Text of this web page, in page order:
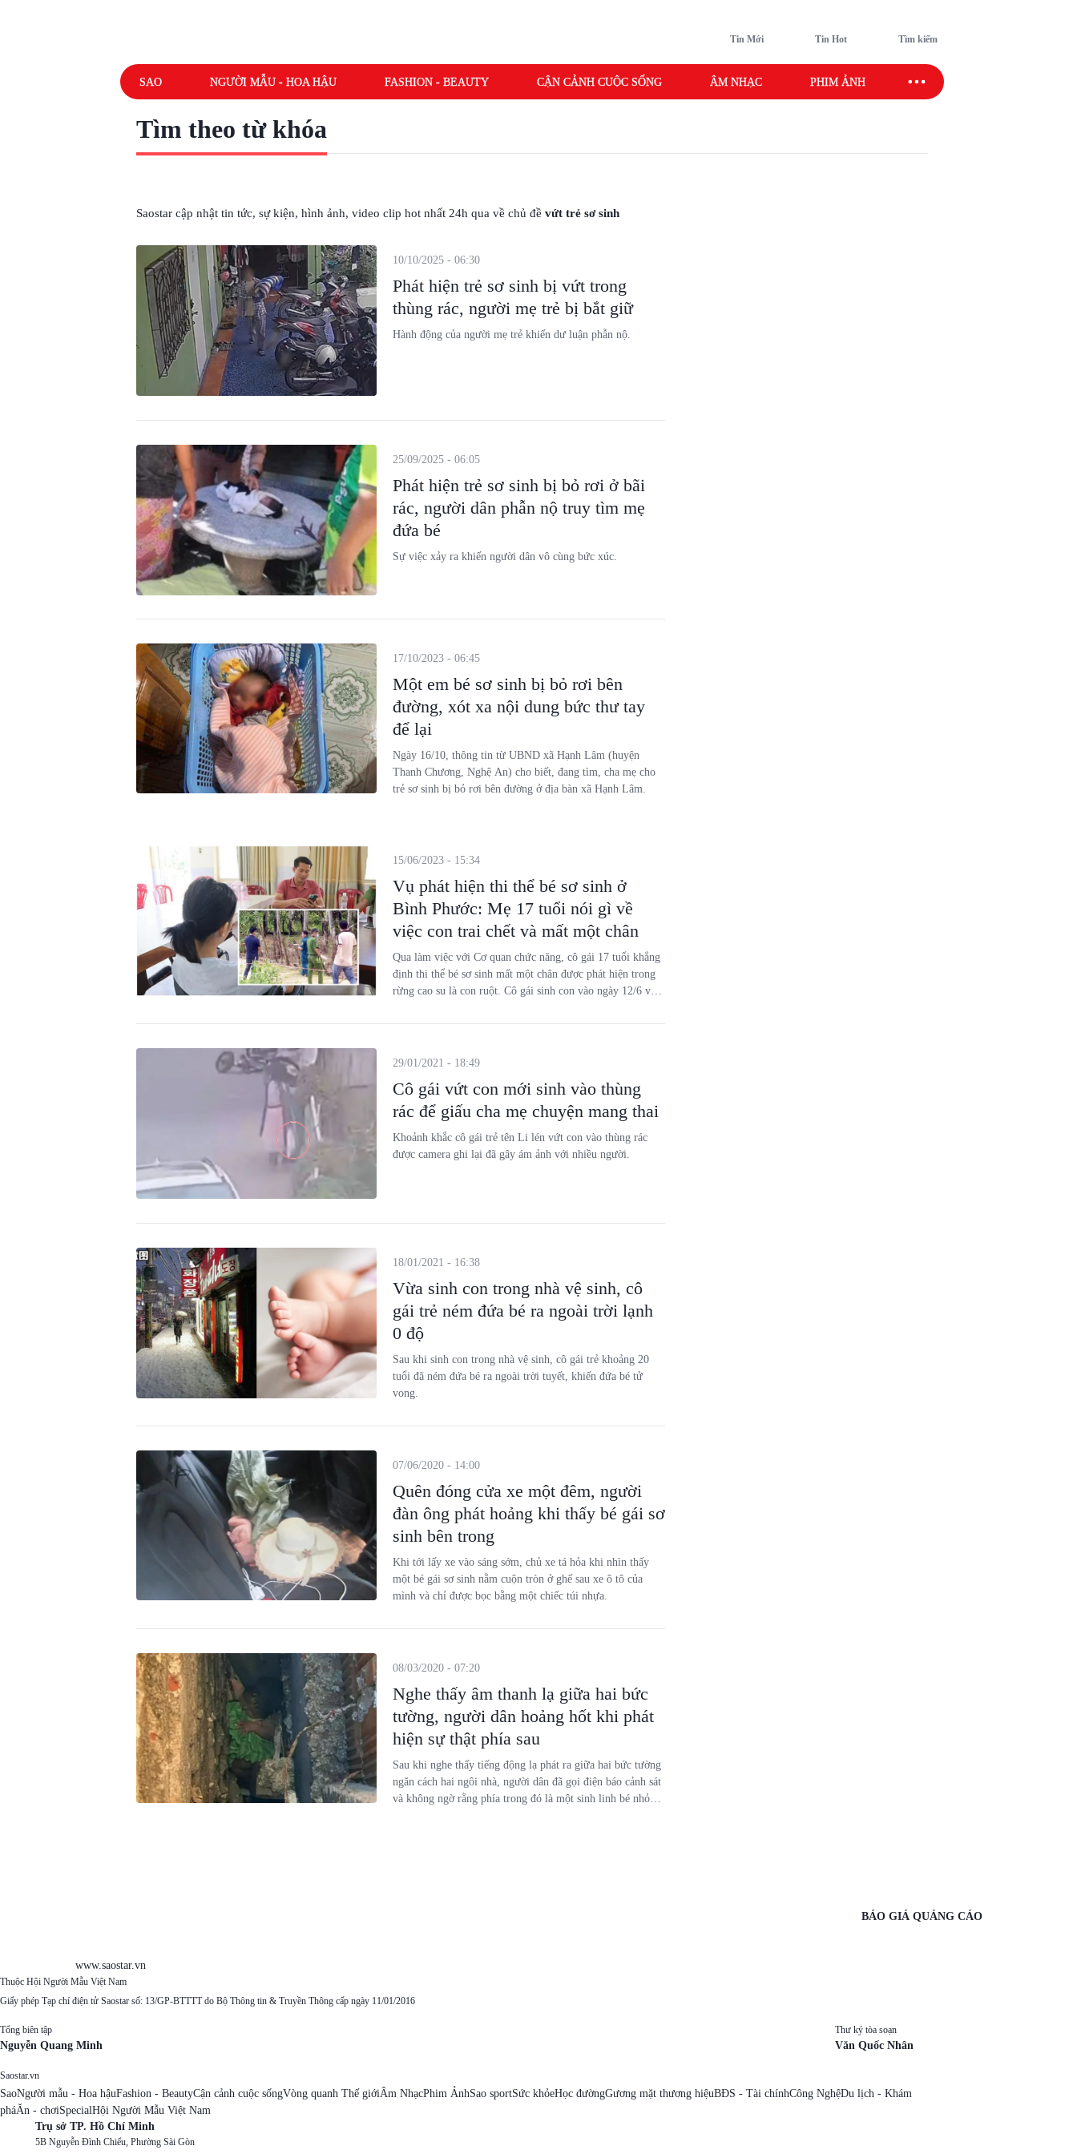
Tin Mới Tin Hot Tìm kiếm
SAO NGƯỜI MẪU - HOA HẬU FASHION - BEAUTY CẬN CẢNH CUỘC SỐNG ÂM NHẠC PHIM ẢNH SAO SPORT
Tìm theo từ khóa
Saostar cập nhật tin tức, sự kiện, hình ảnh, video clip hot nhất 24h qua về chủ đề vứt trẻ sơ sinh
Phát hiện trẻ sơ sinh bị vứt trong
thùng rác, người mẹ trẻ bị bắt giữ
10/10/2025 - 06:30
Hành động của người mẹ trẻ khiến dư luận phẫn nộ.
Phát hiện trẻ sơ sinh bị bỏ rơi ở bãi
rác, người dân phẫn nộ truy tìm mẹ
đứa bé
25/09/2025 - 06:05
Sự việc xảy ra khiến người dân vô cùng bức xúc.
Một em bé sơ sinh bị bỏ rơi bên
đường, xót xa nội dung bức thư tay
để lại
17/10/2023 - 06:45
Ngày 16/10, thông tin từ UBND xã Hạnh Lâm (huyện
Thanh Chương, Nghệ An) cho biết, đang tìm, cha mẹ cho
trẻ sơ sinh bị bỏ rơi bên đường ở địa bàn xã Hạnh Lâm.
Vụ phát hiện thi thể bé sơ sinh ở
Bình Phước: Mẹ 17 tuổi nói gì về
việc con trai chết và mất một chân
15/06/2023 - 15:34
Qua làm việc với Cơ quan chức năng, cô gái 17 tuổi khẳng
định thi thể bé sơ sinh mất một chân được phát hiện trong
rừng cao su là con ruột. Cô gái sinh con vào ngày 12/6 vừa
Cô gái vứt con mới sinh vào thùng
rác để giấu cha mẹ chuyện mang thai
29/01/2021 - 18:49
Khoảnh khắc cô gái trẻ tên Li lén vứt con vào thùng rác
được camera ghi lại đã gây ám ảnh với nhiều người.
Vừa sinh con trong nhà vệ sinh, cô
gái trẻ ném đứa bé ra ngoài trời lạnh
0 độ
18/01/2021 - 16:38
Sau khi sinh con trong nhà vệ sinh, cô gái trẻ khoảng 20
tuổi đã ném đứa bé ra ngoài trời tuyết, khiến đứa bé tử
vong.
Quên đóng cửa xe một đêm, người
đàn ông phát hoảng khi thấy bé gái sơ
sinh bên trong
07/06/2020 - 14:00
Khi tới lấy xe vào sáng sớm, chủ xe tá hỏa khi nhìn thấy
một bé gái sơ sinh nằm cuộn tròn ở ghế sau xe ô tô của
mình và chỉ được bọc bằng một chiếc túi nhựa.
Nghe thấy âm thanh lạ giữa hai bức
tường, người dân hoảng hốt khi phát
hiện sự thật phía sau
08/03/2020 - 07:20
Sau khi nghe thấy tiếng động lạ phát ra giữa hai bức tường
ngăn cách hai ngôi nhà, người dân đã gọi điện báo cảnh sát
và không ngờ rằng phía trong đó là một sinh linh bé nhỏ
www.saostar.vn
BÁO GIÁ QUẢNG CÁO
Thuộc Hội Người Mẫu Việt Nam
Giấy phép Tạp chí điện tử Saostar số: 13/GP-BTTTT do Bộ Thông tin & Truyền Thông cấp ngày 11/01/2016
Tổng biên tập
Nguyễn Quang Minh
Thư ký tòa soạn
Văn Quốc Nhân
Saostar.vn
SaoNgười mẫu - Hoa hậuFashion - BeautyCận cảnh cuộc sốngVòng quanh Thế giớiÂm NhạcPhim ẢnhSao sportSức khỏeHọc đườngGương mặt thương hiệuBĐS - Tài chínhCông NghệDu lịch - Khám
pháĂn - chơiSpecialHội Người Mẫu Việt Nam
Trụ sở TP. Hồ Chí Minh
5B Nguyễn Đình Chiểu, Phường Sài Gòn